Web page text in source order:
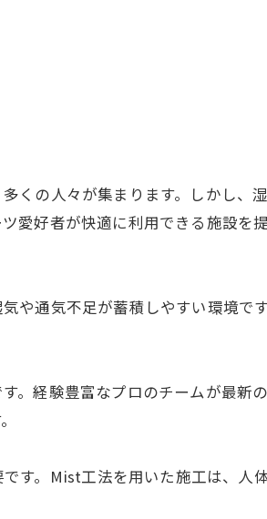
くの人々が集まります。しかし、
愛好者が快適に利用できる施設を
や通気不足が蓄積しやすい環境で
。経験豊富なプロのチームが最新
す。Mist工法を用いた施工は、人